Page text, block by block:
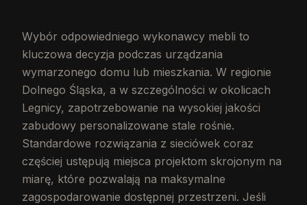
Wybór odpowiedniego wykonawcy mebli to
kluczowa decyzja podczas urządzania
wymarzonego domu lub mieszkania. W regionie
Dolnego Śląska, a w szczególności w okolicach
Legnicy, zapotrzebowanie na wysokiej jakości
zabudowy personalizowane stale rośnie.
Standardowe rozwiązania z sieciówek coraz
częściej ustępują miejsca projektom skrojonym na
miarę, które pozwalają na maksymalne
zagospodarowanie dostępnej przestrzeni. Jeśli